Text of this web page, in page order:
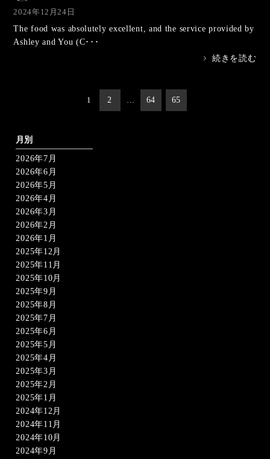
2024年12月24日
The food was absolutely excellent, and the service provided by
Ashley and You (C･･･
>
続きを読む
ー
ジ
送
り
1 2 … 64 65
月別
2026年7月
2026年6月
2026年5月
2026年4月
2026年3月
2026年2月
2026年1月
2025年12月
2025年11月
2025年10月
2025年9月
2025年8月
2025年7月
2025年6月
2025年5月
2025年4月
2025年3月
2025年2月
2025年1月
2024年12月
2024年11月
2024年10月
2024年9月